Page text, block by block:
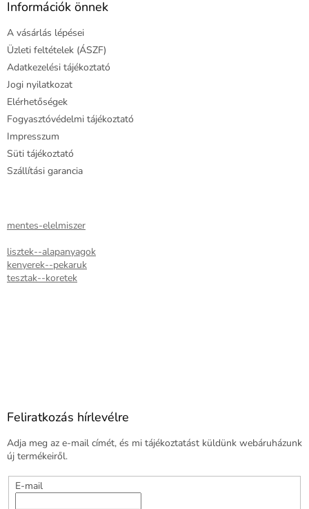
Információk önnek
A vásárlás lépései
Üzleti feltételek (ÁSZF)
Adatkezelési tájékoztató
Jogi nyilatkozat
Elérhetőségek
Fogyasztóvédelmi tájékoztató
Impresszum
Süti tájékoztató
Szállítási garancia
mentes-elelmiszer
lisztek--alapanyagok
kenyerek--pekaruk
tesztak--koretek
Feliratkozás hírlevélre
Adja meg az e-mail címét, és mi tájékoztatást küldünk webáruházunk
új termékeiről.
E-mail